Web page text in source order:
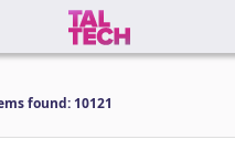
found: 10121